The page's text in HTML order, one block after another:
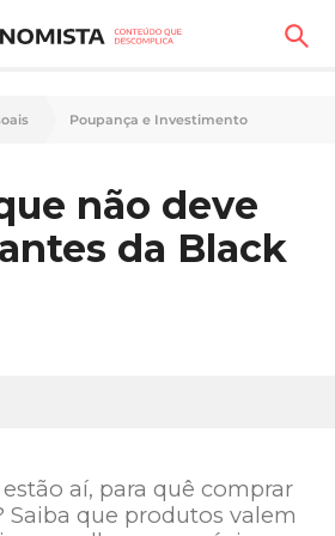
Poupança e Investimento
não deve
da Black
aí, para quê comprar
Saiba que produtos valem